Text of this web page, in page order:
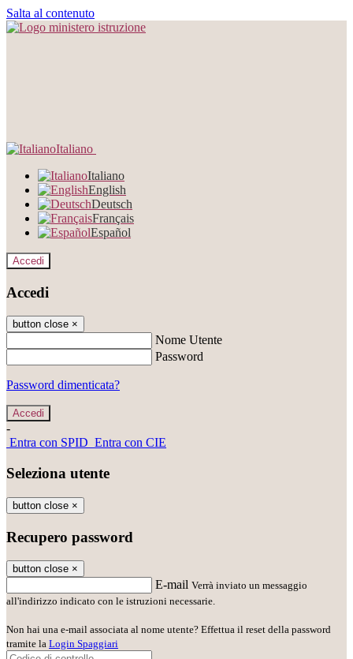
Salta al contenuto
Italiano
Italiano
English
Deutsch
Français
Español
Accedi
Accedi
button close ×
Nome Utente
Password
Password dimenticata?
-
Entra con SPID Entra con CIE
Seleziona utente
button close ×
Recupero password
button close ×
E-mail Verrà inviato un messaggio
all'indirizzo indicato con le istruzioni necessarie.
Non hai una e-mail associata al nome utente? Effettua il reset della password
tramite la Login Spaggiari